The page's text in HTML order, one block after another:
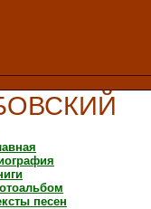
песен